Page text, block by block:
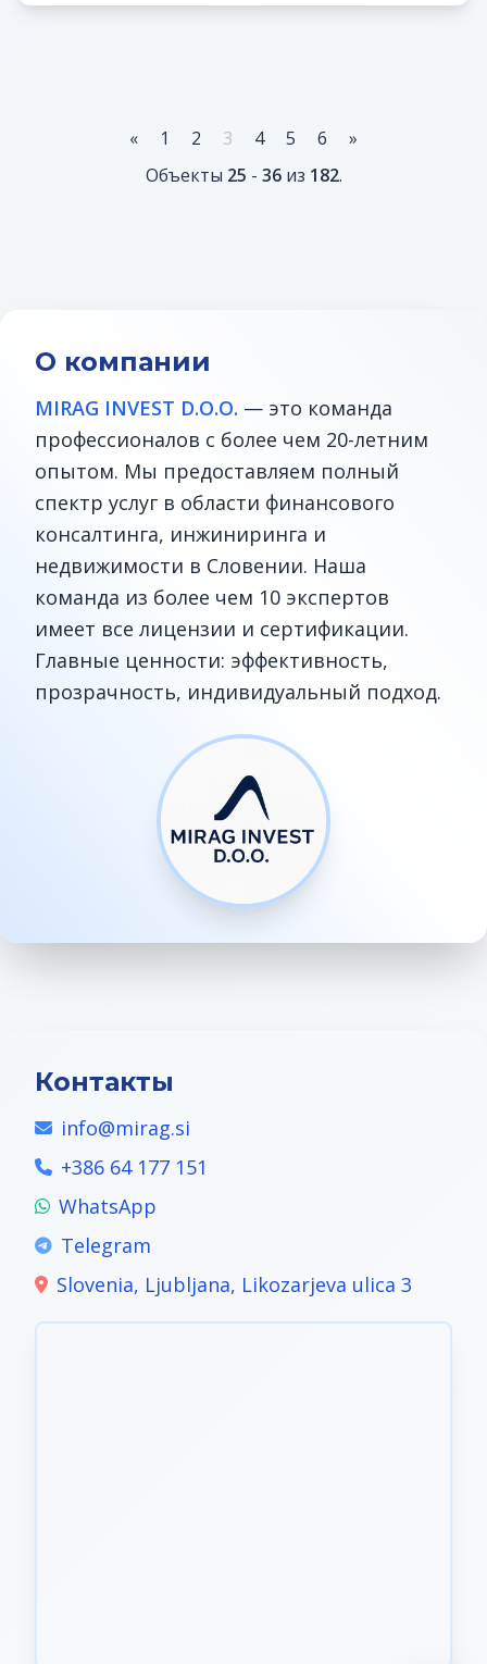
« 1 2 3 4 5 6
»
Объекты 25 - 36из 182.
О компании
MIRAG INVEST D.O.O. — это команда
профессионалов с более чем 20-летним
опытом. Мы предоставляем полный
спектр услуг в области финансового
консалтинга, инжиниринга и
недвижимости в Словении. Наша
команда из более чем 10 экспертов
имеет все лицензии и сертификации.
Главные ценности: эффективность,
прозрачность, индивидуальный подход.
Контакты
info@mirag.si
+386 64 177 151
WhatsApp
Telegram
Slovenia, Ljubljana, Likozarjeva ulica 3